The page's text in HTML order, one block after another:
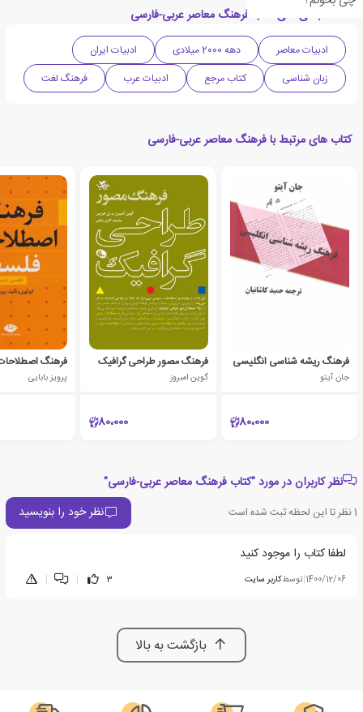
دسته بندی های کتاب فرهنگ معاصر عربی-فارسی
ادبیات معاصر دهه 2000 میلادی
ادبیات ایران
زبان شناسی
کتاب مرجع ادبیات عرب فرهنگ لغت
کتاب های مرتبط با فرهنگ معاصر عربی-فارسی
فرهنگ ریشه شناسی انگلیسی
جان آیتو
80،000
فرهنگ مصور طراحی گرافیک
گوین امبروز
80،000
فرهنگ
پرویز بابایی
نظر کاربران در مورد "کتاب فرهنگ معاصر عربی-فارسی"
1نظر تا این لحظه ثبت شده است نظر خود را بنویسید
لطفا کتاب را موجود کنید
1400/12/06
|توسطکاربر سایت 3
|
|
بازگشت به بالا